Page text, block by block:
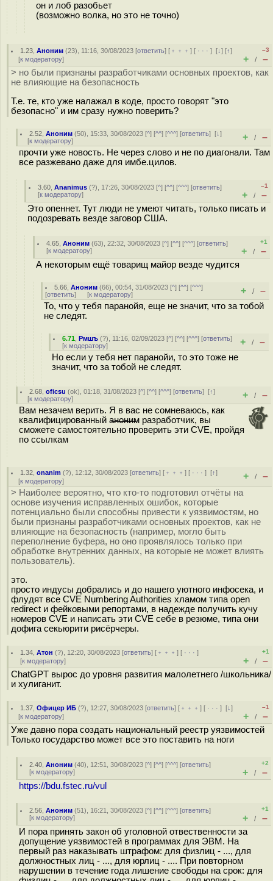
он и лоб разобьет
(возможно волка, но это не точно)
1.23 ,Аноним (23), 11:16, 30/08/2023 [ответить] [ ﹢﹢﹢] [ · · ·][↓] [↑]
[к модератору]
–3
+ / –
> но были признаны разработчиками основных проектов, как
не влияющие на безопасность
Т.е. те, кто уже налажал в коде, просто говорят "это
безопасно" и им сразу нужно поверить?
2.52 ,Аноним (50), 15:33, 30/08/2023 [^] [^^] [^^^] [ответить][↓]
[к модератору] + / –
прочти уже новость. Не через слово и не по диагонали. Там
все разжевано даже для имбе.цилов.
3.60 ,Ananimus (?), 17:26, 30/08/2023 [^] [^^] [^^^] [ответить]
[к модератору]
–1
+ / –
Это опеннет. Тут люди не умеют читать, только писать и
подозревать везде заговор США.
4.65 ,Аноним (63), 22:32, 30/08/2023 [^] [^^] [^^^] [ответить]
[к модератору]
+1
+ / –
А некоторым ещё товарищ майор везде чудится
5.66 ,Аноним (66), 00:54, 31/08/2023 [^] [^^] [^^^]
[ответить] [к модератору] + / –
То, что у тебя паранойя, еще не значит, что за тобой
не следят.
6.71 ,Рмшъ (?), 11:16, 02/09/2023 [^] [^^] [^^^] [ответить]
[к модератору] + / –
Но если у тебя нет паранойи, то это тоже не
значит, что за тобой не следят.
2.68 ,oficsu (ok), 01:18, 31/08/2023 [^] [^^] [^^^] [ответить][↑]
[к модератору] + / –
Вам незачем верить. Я в вас не сомневаюсь, как
квалифицированный а̶н̶о̶н̶и̶м разработчик, вы
сможете самостоятельно проверить эти CVE, пройдя
по ссылкам
1.32 ,onanim (?), 12:12, 30/08/2023 [ответить] [ ﹢﹢﹢] [ · · ·][↑]
[к модератору] + / –
> Наиболее вероятно, что кто-то подготовил отчёты на
основе изучения исправленных ошибок, которые
потенциально были способны привести к уязвимостям, но
были признаны разработчиками основных проектов, как не
влияющие на безопасность (например, могло быть
переполнение буфера, но оно проявлялось только при
обработке внутренних данных, на которые не может влиять
пользователь).
это.
просто индусы добрались и до нашего уютного инфосека, и
флудят все CVE Numbering Authorities хламом типа open
redirect и фейковыми репортами, в надежде получить кучу
номеров CVE и написать эти CVE себе в резюме, типа они
дофига секьюрити рисёрчеры.
1.34 ,Атон (?), 12:20, 30/08/2023 [ответить] [ ﹢﹢﹢] [ · · ·]
[к модератору]
+1
+ / –
ChatGPT вырос до уровня развития малолетнего /школьника/
и хулиганит.
1.37 ,Офицер ИБ (?), 12:27, 30/08/2023 [ответить] [ ﹢﹢﹢] [ · · ·][↓]
[к модератору]
–1
+ / –
Уже давно пора создать национальный реестр уязвимостей
Только государство может все это поставить на ноги
2.40 ,Аноним (40), 12:51, 30/08/2023 [^] [^^] [^^^] [ответить]
[к модератору]
+2
+ / –
https://bdu.fstec.ru/vul
2.56 ,Аноним (51), 16:21, 30/08/2023 [^] [^^] [^^^] [ответить]
[к модератору]
+1
+ / –
И пора принять закон об уголовной отвественности за
допущение уязвимостей в программах для ЭВМ. На
первый раз наказывать штрафом: для физлиц - ..., для
должностных лиц - ..., для юрлиц - .... При повторном
нарушении в течение года лишение свободы на срок: для